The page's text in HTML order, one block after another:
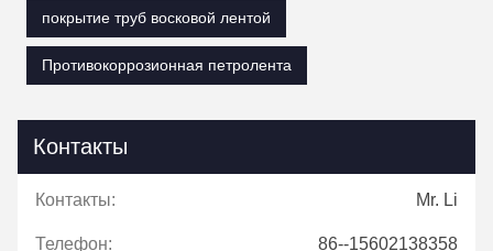
покрытие труб восковой лентой
Противокоррозионная петролента
Контакты
Контакты: Mr. Li
Телефон: 86--15602138358